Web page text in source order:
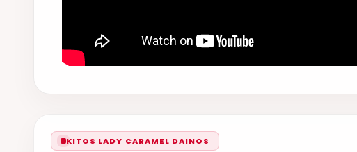
KITOS LADY CARAMEL DAINOS